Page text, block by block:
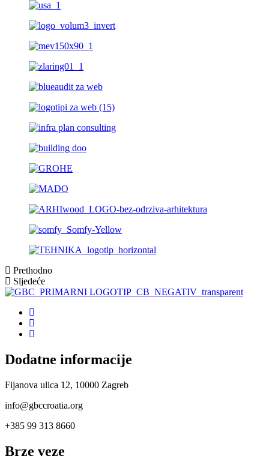
Prethodno
Sljedeće
Dodatne informacije
Fijanova ulica 12, 10000 Zagreb
info@gbccroatia.org
+385 99 313 8660
Brze veze